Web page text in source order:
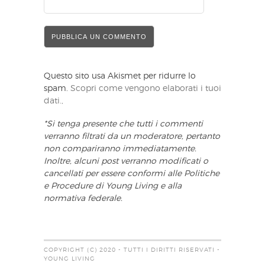
Questo sito usa Akismet per ridurre lo
spam. Scopri come vengono elaborati i tuoi
dati.,
*Si tenga presente che tutti i commenti
verranno filtrati da un moderatore, pertanto
non compariranno immediatamente.
Inoltre, alcuni post verranno modificati o
cancellati per essere conformi alle Politiche
e Procedure di Young Living e alla
normativa federale.
COPYRIGHT (C) 2020 - TUTTI I DIRITTI RISERVATI -
YOUNG LIVING